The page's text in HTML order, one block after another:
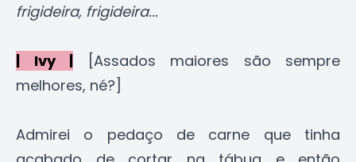
frigideira, frigideira...
| Ivy | [Assados maiores são sempre
melhores, né?]
Admirei o pedaço de carne que tinha